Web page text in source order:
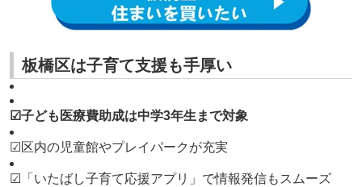
板橋区は子育て支援も手厚い
☑子ども医療費助成は中学3年生まで対象
☑区内の児童館やプレイパークが充実
☑「いたばし子育て応援アプリ」で情報発信もスムーズ